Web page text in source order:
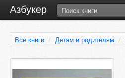
Азбукер
Все книги / Детям и родителям /